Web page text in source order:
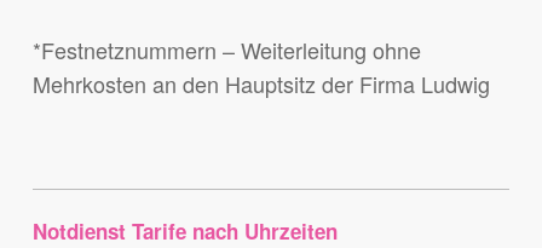
*Festnetznummern – Weiterleitung ohne
Mehrkosten an den Hauptsitz der Firma Ludwig
Notdienst Tarife nach Uhrzeiten